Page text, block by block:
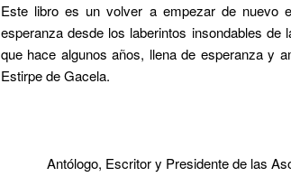
Este libro es un volver a empezar de nuevo
esperanza desde los laberintos insondables
que hace algunos años, llena de esperanza y
Estirpe de Gacela.
Antólogo, Escritor y Presidente de las